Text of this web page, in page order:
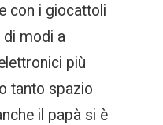
con i giocattoli
di modi a
più
tanto spazio
il papà si è